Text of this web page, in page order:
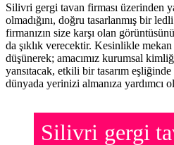
Silivri gergi tavan firması üzerinden
olmadığını, doğru tasarlanmış bir ledli
firmanızın size karşı olan
da şıklık verecektir. Kesinlikle
düşünerek; amacımız kurumsal
yansıtacak, etkili bir tasarım eşliğinde
dünyada yerinizi almanıza yardımcı
Silivri gergi